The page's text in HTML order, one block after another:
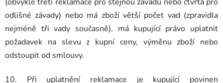
odlišné závady) nebo má zboží větší počet vad (zpravidla
nejméně tři vady současně), má kupující právo uplatnit
požadavek na slevu z kupní ceny, výměnu zboží nebo
odstoupit od smlouvy.
10. Při uplatnění reklamace je kupující povinen